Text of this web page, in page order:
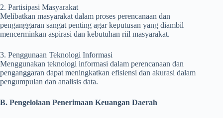
2. Partisipasi Masyarakat
Melibatkan masyarakat dalam proses perencanaan dan
penganggaran sangat penting agar keputusan yang diambil
mencerminkan aspirasi dan kebutuhan riil masyarakat.
3. Penggunaan Teknologi Informasi
Menggunakan teknologi informasi dalam perencanaan dan
penganggaran dapat meningkatkan efisiensi dan akurasi dalam
pengumpulan dan analisis data.
B. Pengelolaan Penerimaan Keuangan Daerah